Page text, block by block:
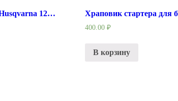
Фильтр воздушный для Husqvarna 125 R / 128 R
400.00 ₽
В корзину